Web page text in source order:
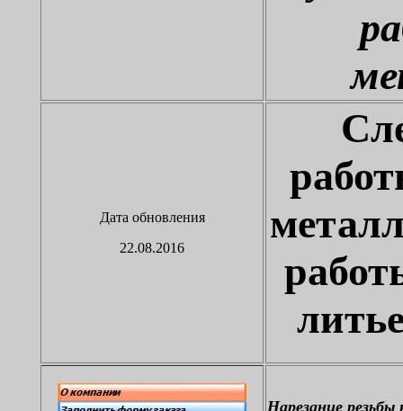
Дата обновления
22.08.2016
Нарезание резьбы